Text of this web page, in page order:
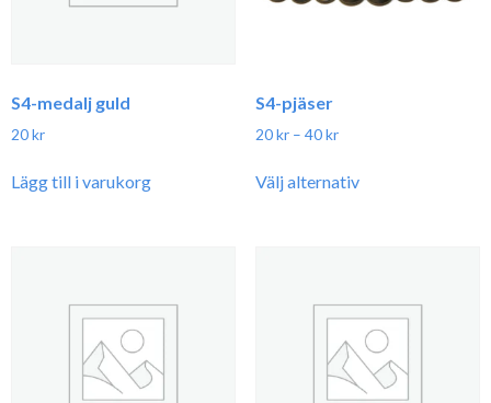
S4-medalj guld
20kr
Lägg till i varukorg
S4-pjäser
20kr – 40krPrisintervall:
till
Välj alternativhär
De
olika
alternativen
kan